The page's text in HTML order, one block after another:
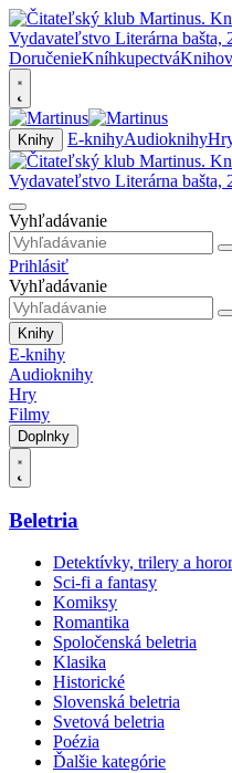
DoručenieKníhkupectvá
Knihy E-knihyAudioknihy
Vyhľadávanie
Prihlásiť
Vyhľadávanie
Knihy
E-knihy
Audioknihy
Hry
Filmy
Doplnky
Beletria
Detektívky, trilery a
Sci-fi a fantasy
Komiksy
Romantika
Spoločenská beletria
Klasika
Historické
Slovenská beletria
Svetová beletria
Poézia
Ďalšie kategórie